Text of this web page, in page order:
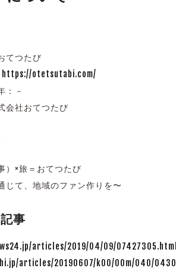
てつたび
https://otetsutabi.com/
：－
会社おてつたび
）×旅＝おてつたび
じて、地域のファン作りを〜
事
articles/2019/04/09/
articles/20190607/k00/00m/040/